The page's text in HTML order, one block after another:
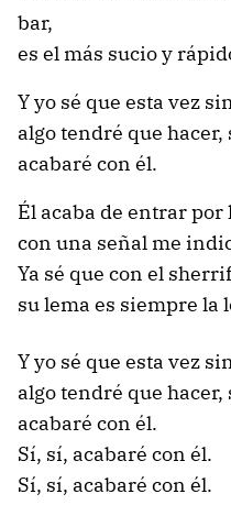
bar,
es el más sucio y
Y yo sé que esta vez
algo tendré que hacer,
acabaré con él.
Él acaba de entrar
con una señal me
Ya sé que con el
su lema es siempre la
Y yo sé que esta vez
algo tendré que hacer,
acabaré con él.
Sí, sí, acabaré con él.
Sí, sí, acabaré con él.